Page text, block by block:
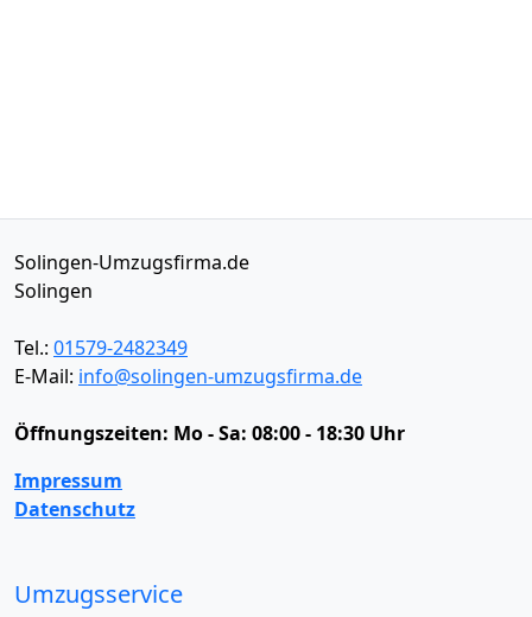
Solingen-Umzugsfirma.de
Solingen
Tel.: 01579-2482349
E-Mail: info@solingen-umzugsfirma.de
Öffnungszeiten: Mo - Sa: 08:00 - 18:30 Uhr
Impressum
Datenschutz
Umzugsservice